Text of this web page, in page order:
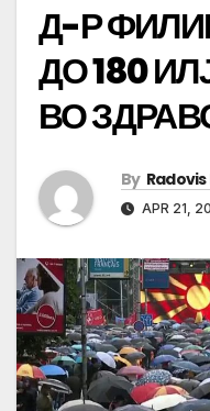
Д-Р
ДО 180
ВО
By
APR 21,